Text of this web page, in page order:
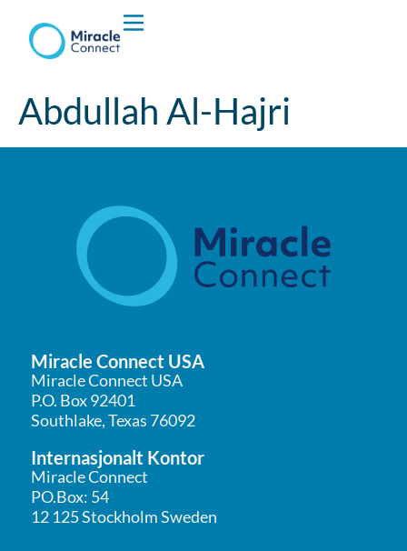
Hva vi Gjør
Abdullah Al-Hajri
Miracle Connect USA
Miracle Connect USA
P.O. Box 92401
Southlake, Texas 76092
Internasjonalt Kontor
Miracle Connect
PO.Box: 54
12 125 Stockholm Sweden